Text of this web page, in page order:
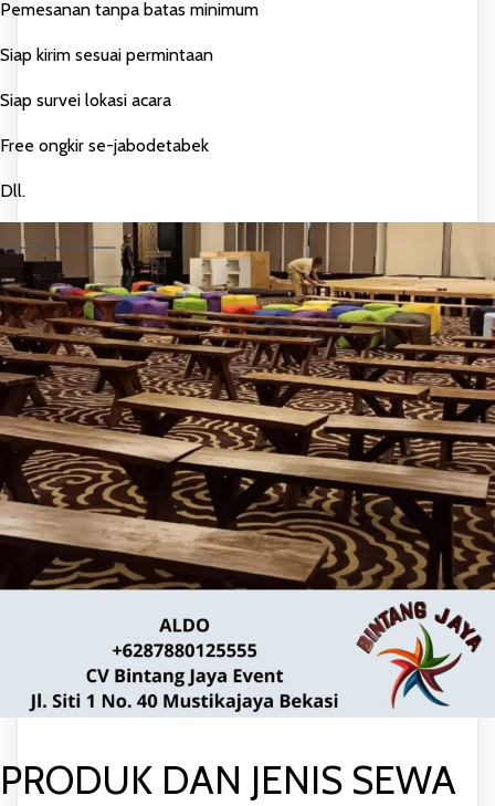
Pemesanan tanpa batas minimum
Siap kirim sesuai permintaan
Siap survei lokasi acara
Free ongkir se-jabodetabek
Dll.
PRODUK DAN JENIS SEWA